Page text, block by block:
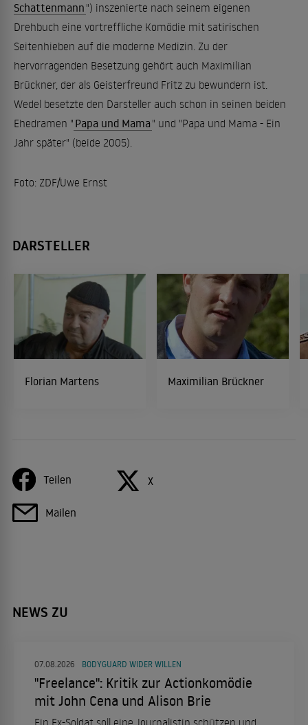
Schattenmann ") inszenierte nach seinem eigenen
Drehbuch eine vortreffliche Komödie mit satirischen
Seitenhieben auf die moderne Medizin. Zu der
hervorragenden Besetzung gehört auch Maximilian
Brückner, der als Geisterfreund Fritz zu bewundern ist.
Wedel besetzte den Darsteller auch schon in seinen beiden
Ehedramen " Papa und Mama " und "Papa und Mama - Ein
Jahr später" (beide 2005).
Foto: ZDF/Uwe Ernst
DARSTELLER
Florian Martens Maximilian Brückner
Teilen X
Mailen
NEWS ZU
07.08.2026 BODYGUARD WIDER WILLEN
"Freelance": Kritik zur Actionkomödie
mit John Cena und Alison Brie
Ein Ex-Soldat soll eine Journalistin schützen und